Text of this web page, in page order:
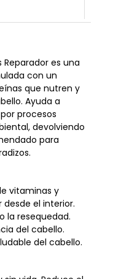
es una
con un
que nutren y
Ayuda a
procesos
devolviendo
para
vitaminas y
el interior.
la resequedad.
del cabello.
del cabello.